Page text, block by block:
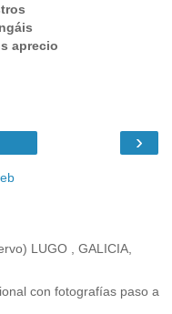
aprecio
›
LUGO , GALICIA,
con fotografías paso a